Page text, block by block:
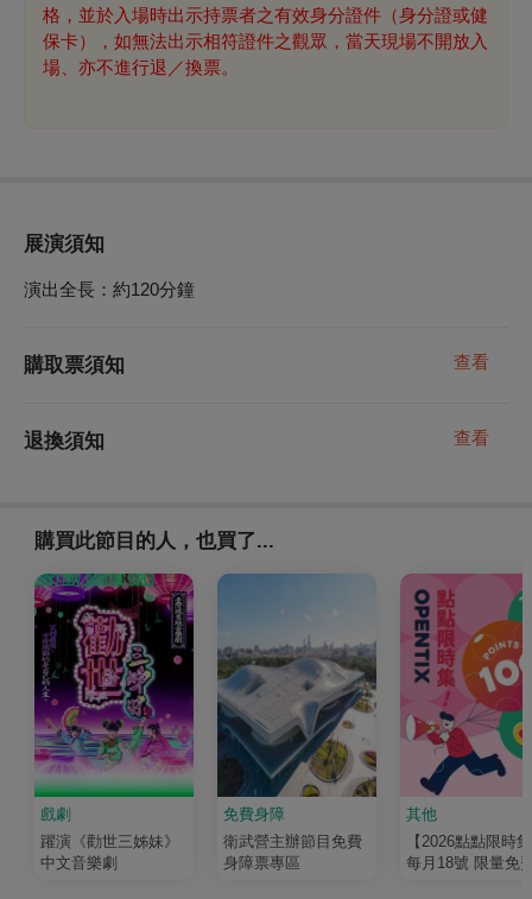
格，並於入場時出示持票者之有效身分證件（身分證或健
保卡），如無法出示相符證件之觀眾，當天現場不開放入
場、亦不進行退／換票。
展演須知
演出全長：約120分鐘
購取票須知 查看
退換須知 查看
購買此節目的人，也買了...
戲劇
躍演《勸世三姊妹》
中文音樂劇
免費身障
衛武營主辦節目免費
身障票專區
其他
【2026點點限時
每月18號 限量免